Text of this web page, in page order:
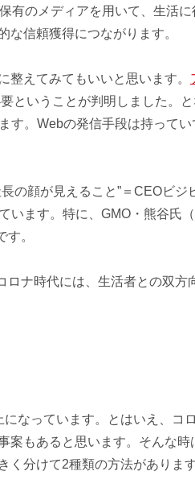
有のメディアを用いて、生活
信頼獲得につながります。
えてみてもいいと思います。
ということが判明しました。
す。Webの発信手段は持って
の顔が見えること”＝CEOビジ
います。特に、GMO・熊谷氏（
。
ナ時代には、生活者との双方
なっています。とはいえ、コ
案もあると思います。そんな
く分けて2種類の方法があります